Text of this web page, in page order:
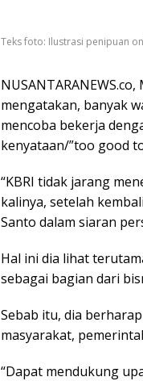
Teks foto: Ilustrasi penipuan
mengatakan, banyak
mencoba bekerja
kenyataan/”too good
“KBRI tidak jarang
kalinya, setelah
Santo dalam siaran
Hal ini dia lihat
sebagai bagian dari
Sebab itu, dia
masyarakat,
“Dapat mendukung